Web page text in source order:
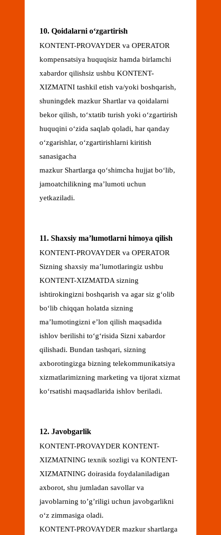
10. Qoidalarni oʻzgartirish
KONTENT-PROVAYDER va OPERATOR
kompensatsiya huquqisiz hamda birlamchi
xabardor qilishsiz ushbu KONTENT-
XIZMATNI tashkil etish va/yoki boshqarish,
shuningdek mazkur Shartlar va qoidalarni
bekor qilish, toʻxtatib turish yoki oʻzgartirish
huquqini oʻzida saqlab qoladi, har qanday
oʻzgarishlar, oʻzgartirishlarni kiritish
sanasigacha
mazkur Shartlarga qoʻshimcha hujjat boʻlib,
jamoatchilikning maʼlumoti uchun
yetkaziladi.
11. Shaxsiy maʼlumotlarni himoya qilish
KONTENT-PROVAYDER va OPERATOR
Sizning shaxsiy maʼlumotlaringiz ushbu
KONTENT-XIZMATDA sizning
ishtirokingizni boshqarish va agar siz gʻolib
boʻlib chiqqan holatda sizning
maʼlumotingizni eʼlon qilish maqsadida
ishlov berilishi toʻgʻrisida Sizni xabardor
qilishadi. Bundan tashqari, sizning
axborotingizga bizning telekommunikatsiya
xizmatlarimizning marketing va tijorat xizmat
koʻrsatishi maqsadlarida ishlov beriladi.
12. Javobgarlik
KONTENT-PROVAYDER KONTENT-
XIZMATNING texnik sozligi va KONTENT-
XIZMATNING doirasida foydalaniladigan
axborot, shu jumladan savollar va
javoblarning to’g’riligi uchun javobgarlikni
oʻz zimmasiga oladi.
KONTENT-PROVAYDER mazkur shartlarga